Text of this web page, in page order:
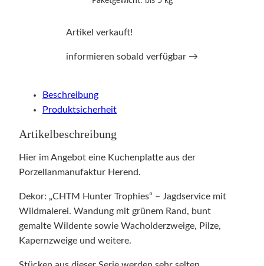
Artikel verkauft!
informieren sobald verfügbar →
Beschreibung
Produktsicherheit
Artikelbeschreibung
Hier im Angebot eine Kuchenplatte aus der
Porzellanmanufaktur Herend.
Dekor: „CHTM Hunter Trophies“ – Jagdservice mit
Wildmalerei. Wandung mit grünem Rand, bunt
gemalte Wildente sowie Wacholderzweige, Pilze,
Kapernzweige und weitere.